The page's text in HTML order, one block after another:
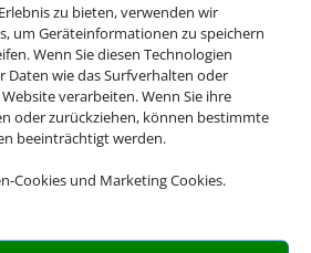
zu bieten, verwenden wir
um Geräteinformationen zu speichern
Wenn Sie diesen Technologien
wie das Surfverhalten oder
verarbeiten. Wenn Sie ihre
oder zurückziehen, können bestimmte
beeinträchtigt werden.
Cookies und Marketing Cookies.